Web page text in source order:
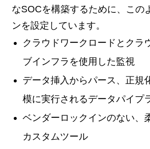
なSOCを構築するために、この
ンを設定しています。
クラウドワークロードとクラ
ブインフラを使用した監視
データ挿入からパース、正規
模に実行されるデータパイプ
ベンダーロックインのない、
カスタムツール